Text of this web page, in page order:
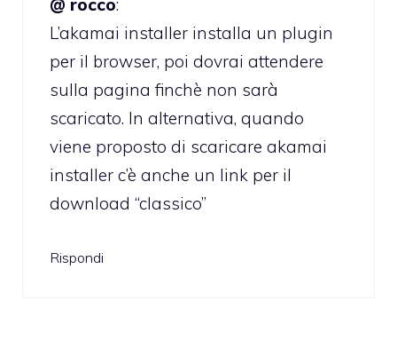
L’akamai installer installa un plugin
per il browser, poi dovrai attendere
sulla pagina finchè non sarà
scaricato. In alternativa, quando
viene proposto di scaricare akamai
installer c’è anche un link per il
download “classico”
Rispondi